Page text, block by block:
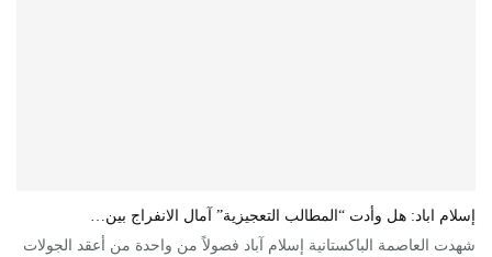
إسلام اباد: هل وأدت “المطالب التعجيزية” آمال الانفراج بين…
شهدت العاصمة الباكستانية إسلام آباد فصولاً من واحدة من أعقد الجولات